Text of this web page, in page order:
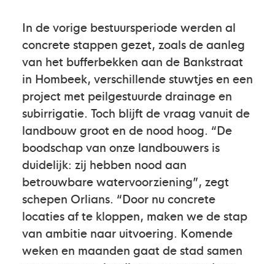
In de vorige bestuursperiode werden al
concrete stappen gezet, zoals de aanleg
van het bufferbekken aan de Bankstraat
in Hombeek, verschillende stuwtjes en een
project met peilgestuurde drainage en
subirrigatie. Toch blijft de vraag vanuit de
landbouw groot en de nood hoog. “De
boodschap van onze landbouwers is
duidelijk: zij hebben nood aan
betrouwbare watervoorziening”, zegt
schepen Orlians. “Door nu concrete
locaties af te kloppen, maken we de stap
van ambitie naar uitvoering. Komende
weken en maanden gaat de stad samen